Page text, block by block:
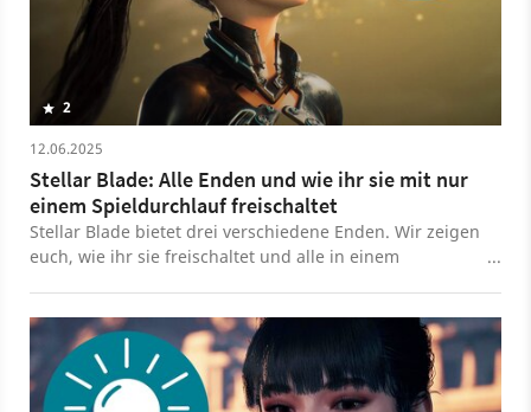
2
12.06.2025
Stellar Blade: Alle Enden und wie ihr sie mit nur
einem Spieldurchlauf freischaltet
Stellar Blade bietet drei verschiedene Enden. Wir zeigen
euch, wie ihr sie freischaltet und alle in einem